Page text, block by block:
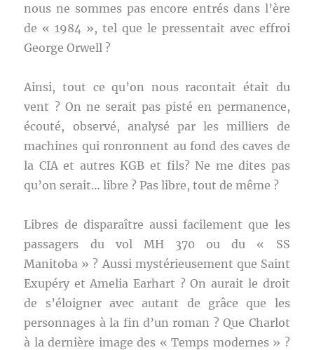
nous ne sommes pas encore entrés dans l’ère
de « 1984 », tel que le pressentait avec effroi
George Orwell ?
Ainsi, tout ce qu’on nous racontait était du
vent ? On ne serait pas pisté en permanence,
écouté, observé, analysé par les milliers de
machines qui ronronnent au fond des caves de
la CIA et autres KGB et fils? Ne me dites pas
qu’on serait… libre ? Pas libre, tout de même ?
Libres de disparaître aussi facilement que les
passagers du vol MH 370 ou du « SS
Manitoba » ? Aussi mystérieusement que Saint
Exupéry et Amelia Earhart ? On aurait le droit
de s’éloigner avec autant de grâce que les
personnages à la fin d’un roman ? Que Charlot
à la dernière image des « Temps modernes » ?